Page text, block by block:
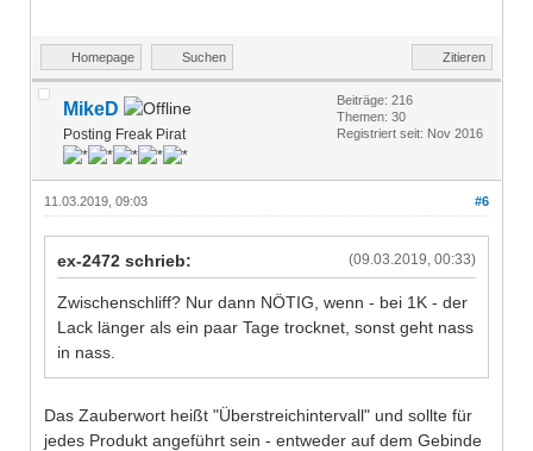
Homepage Suchen Zitieren
MikeD
Posting Freak Pirat
Beiträge: 216
Themen: 30
Registriert seit: Nov 2016
#6
11.03.2019, 09:03
(09.03.2019, 00:33)
ex-2472 schrieb:
Zwischenschliff? Nur dann NÖTIG, wenn - bei 1K - der
Lack länger als ein paar Tage trocknet, sonst geht nass
in nass.
Das Zauberwort heißt "Überstreichintervall" und sollte für
jedes Produkt angeführt sein - entweder auf dem Gebinde